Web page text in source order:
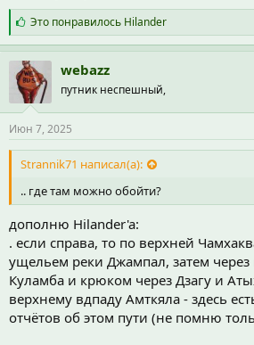
С
и
м
п
а
т
и
:
Это понравилось Hilander
webazz
путник неспешный,
Июн 7, 2025
Strannik71 написал(а):
.. где там можно обойти?
дополню Hilander'a:
. если справа, то по верхней
ущельем реки Джампал, затем через
Куламба и крюком через Дзагу и
верхнему вдпаду Амткяла - здесь
отчётов об этом пути (не помню